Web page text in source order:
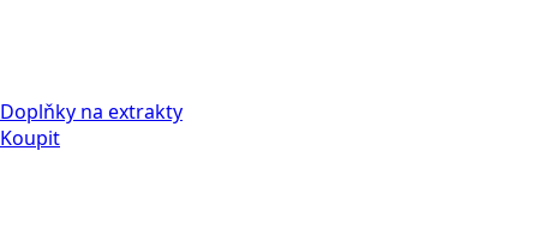
Doplňky na extrakty
Koupit